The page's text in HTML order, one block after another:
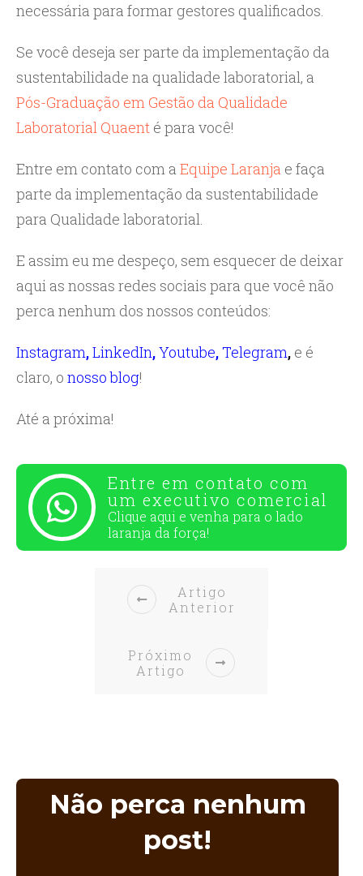
necessária para formar gestores qualificados.
Se você deseja ser parte da implementação da
sustentabilidade na qualidade laboratorial, a
Pós-Graduação em Gestão da Qualidade
Laboratorial Quaent é para você!
Entre em contato com a Equipe Laranja e faça
parte da implementação da sustentabilidade
para Qualidade laboratorial.
E assim eu me despeço, sem esquecer de deixar
aqui as nossas redes sociais para que você não
perca nenhum dos nossos conteúdos:
Instagram,LinkedIn,Youtube,Telegram, e é
claro, o nosso blog!
Até a próxima!
Entre em contato com
um executivo comercial
Clique aqui e venha para o lado
laranja da força!
Artigo
Anterior
Próximo
Artigo
Não perca nenhum
post!